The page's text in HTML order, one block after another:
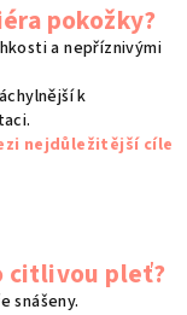
pokožky?
a nepříznivými
k
nejdůležitější cíle
citlivou pleť?
snášeny.